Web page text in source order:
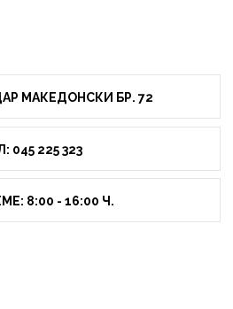
МАКЕДОНСКИ БР. 72
045 225 323
8:00 - 16:00 Ч.